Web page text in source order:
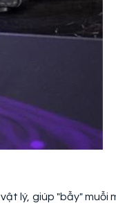
lý, giúp "bẫy" muỗi